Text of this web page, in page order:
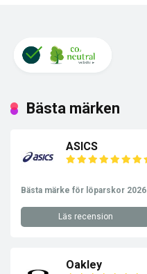
Bästa märken
ASICS
Bästa märke för löparskor 2026
Läs recension
Oakley